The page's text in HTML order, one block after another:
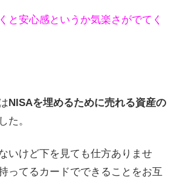
と安心感というか気楽さがでてく
NISAを埋めるために売れる資産の
た。
いけど下を見ても仕方ありませ
ってるカードでできることをお互